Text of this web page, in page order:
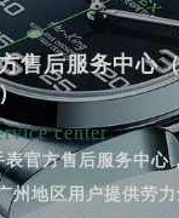
售后服务中心
center
表官方售后服务中心
州地区用户提供劳